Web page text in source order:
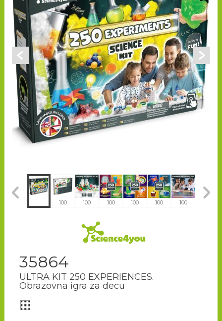
100 100 100 100 100 100
35864
ULTRA KIT 250 EXPERIENCES.
Obrazovna igra za decu